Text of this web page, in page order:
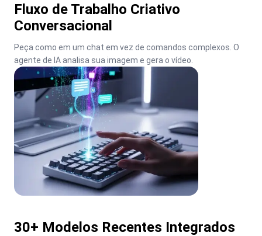
Fluxo de Trabalho Criativo
Conversacional
Peça como em um chat em vez de comandos complexos. O
agente de IA analisa sua imagem e gera o vídeo.
30+ Modelos Recentes Integrados